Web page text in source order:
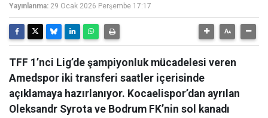
Yayınlanma: 29 Ocak 2026 Perşembe 17:17
TFF 1’nci Lig’de şampiyonluk mücadelesi veren
Amedspor iki transferi saatler içerisinde
açıklamaya hazırlanıyor. Kocaelispor’dan ayrılan
Oleksandr Syrota ve Bodrum FK’nin sol kanadı